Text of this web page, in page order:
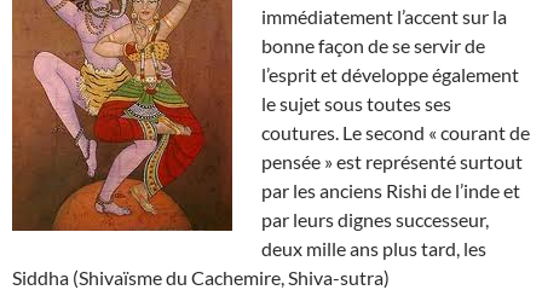
immédiatement l’accent sur la
bonne façon de se servir de
l’esprit et développe également
le sujet sous toutes ses
coutures. Le second « courant de
pensée » est représenté surtout
par les anciens Rishi de l’inde et
par leurs dignes successeur,
deux mille ans plus tard, les
Siddha (Shivaïsme du Cachemire, Shiva-sutra)